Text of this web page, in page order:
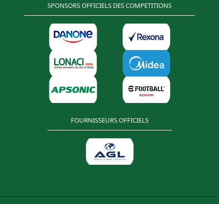
SPONSORS OFFICIELS DES COMPETITIONS
FOURNISSEURS OFFICIELS